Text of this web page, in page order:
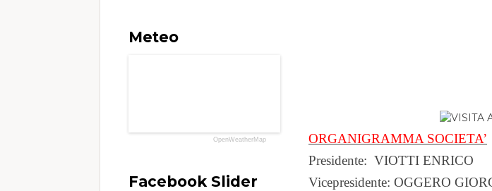
ORGANIGRAMMA SOCIETA’
Presidente: VIOTTI ENRICO
Vicepresidente: OGGERO
Meteo
OpenWeatherMap
Facebook Slider